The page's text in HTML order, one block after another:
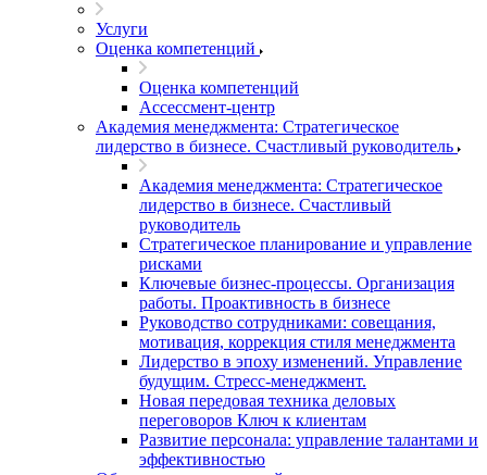
Услуги
Оценка компетенций
Оценка компетенций
Ассессмент-центр
Академия менеджмента: Стратегическое
лидерство в бизнесе. Счастливый руководитель
Академия менеджмента: Стратегическое
лидерство в бизнесе. Счастливый
руководитель
Стратегическое планирование и управление
рисками
Ключевые бизнес-процессы. Организация
работы. Проактивность в бизнесе
Руководство сотрудниками: совещания,
мотивация, коррекция стиля менеджмента
Лидерство в эпоху изменений. Управление
будущим. Стресс-менеджмент.
Новая передовая техника деловых
переговоров Ключ к клиентам
Развитие персонала: управление талантами и
эффективностью